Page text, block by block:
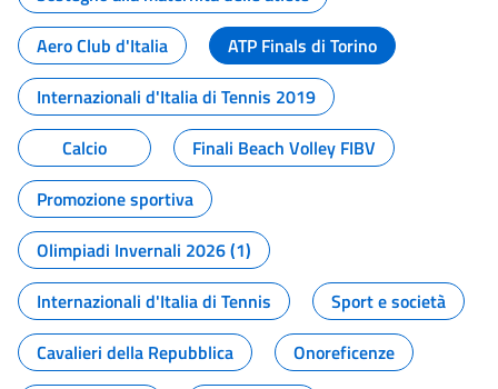
Aero Club d'Italia
ATP Finals di Torino
Internazionali d'Italia di Tennis 2019
Calcio
Finali Beach Volley FIBV
Promozione sportiva
Olimpiadi Invernali 2026 (1)
Internazionali d'Italia di Tennis
Sport e società
Cavalieri della Repubblica
Onoreficenze